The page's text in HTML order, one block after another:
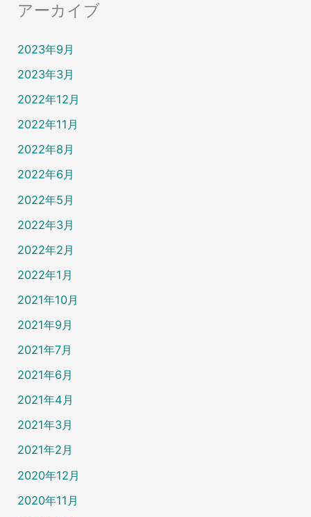
アーカイブ
2023年9月
2023年3月
2022年12月
2022年11月
2022年8月
2022年6月
2022年5月
2022年3月
2022年2月
2022年1月
2021年10月
2021年9月
2021年7月
2021年6月
2021年4月
2021年3月
2021年2月
2020年12月
2020年11月